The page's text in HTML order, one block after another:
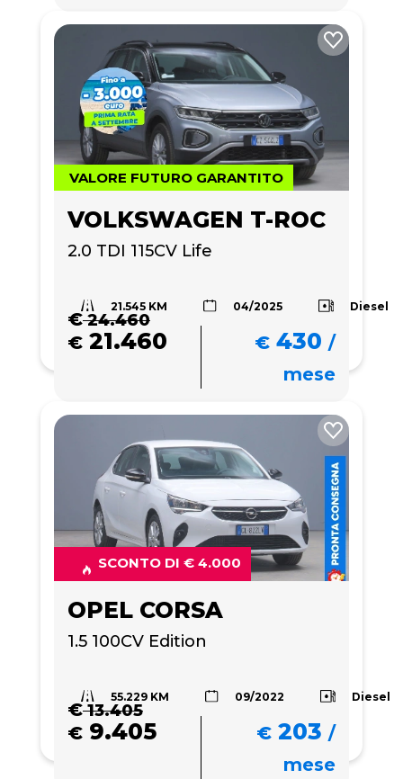
VALORE FUTURO GARANTITO
VOLKSWAGEN T-ROC
2.0 TDI 115CV Life
21.545 KM 04/2025 Diesel
€24.460
€ 21.460 € 430 /
mese
SCONTO DI € 4.000
OPEL CORSA
1.5 100CV Edition
55.229 KM 09/2022 Diesel
€13.405
€ 9.405 € 203 /
mese